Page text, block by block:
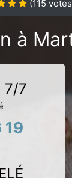
(115
à
7/7
19